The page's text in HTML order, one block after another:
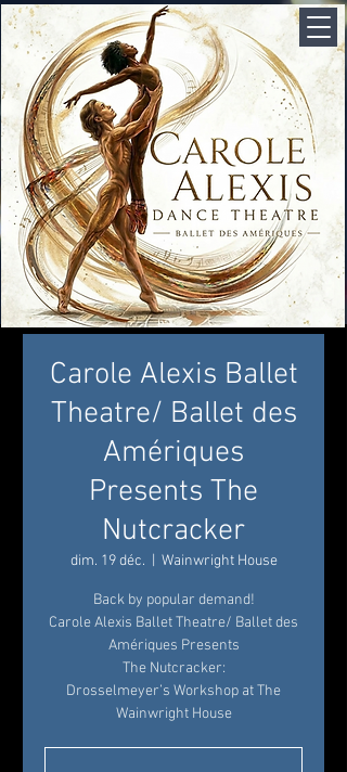
Carole Alexis Ballet
Theatre/ Ballet des
Amériques
Presents The
Nutcracker
dim. 19 déc. Wainwright House
Back by popular demand!
Carole Alexis Ballet Theatre/ Ballet des
Amériques Presents
The Nutcracker:
Drosselmeyer’s Workshop at The
Wainwright House